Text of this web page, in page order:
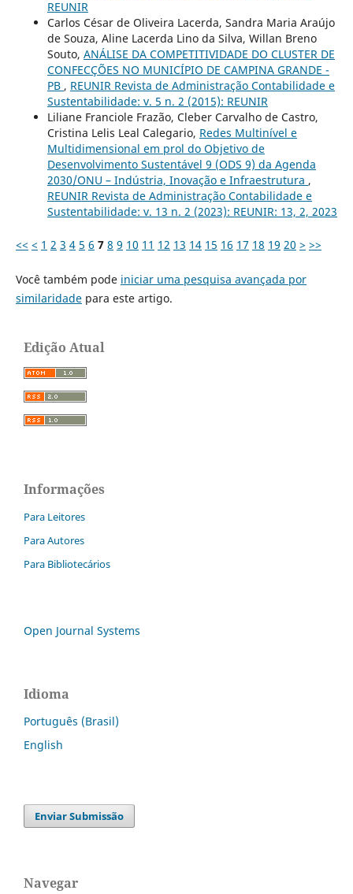
REUNIR
Carlos César de Oliveira Lacerda, Sandra Maria Araújo
de Souza, Aline Lacerda Lino da Silva, Willan Breno
Souto, ANÁLISE DA COMPETITIVIDADE DO CLUSTER DE
CONFECÇÕES NO MUNICÍPIO DE CAMPINA GRANDE -
PB , REUNIR Revista de Administração Contabilidade e
Sustentabilidade: v. 5 n. 2 (2015): REUNIR
Liliane Franciole Frazão, Cleber Carvalho de Castro,
Cristina Lelis Leal Calegario, Redes Multinível e
Multidimensional em prol do Objetivo de
Desenvolvimento Sustentável 9 (ODS 9) da Agenda
2030/ONU – Indústria, Inovação e Infraestrutura ,
REUNIR Revista de Administração Contabilidade e
Sustentabilidade: v. 13 n. 2 (2023): REUNIR: 13, 2, 2023
<< < 1 2 3 4 5 6 7 8 9 10 11 12 13 14 15 16 17 18 19 20 > >>
Você também pode iniciar uma pesquisa avançada por
similaridadepara este artigo.
Edição Atual
Informações
Para Leitores
Para Autores
Para Bibliotecários
Open Journal Systems
Idioma
Português (Brasil)
English
Enviar Submissão
Navegar